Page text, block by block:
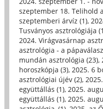
szeptember 18. Telihold
szeptemberi árvíz (1),
Tusványos asztrológiája
2024. Virágvasárnap
asztrológia - a
mundán asztrológia (23),
horoszkópja (3), 2025. 6
asztrológiai újév (2),
együttállás (1), 2025.
együttállás (1), 2025.